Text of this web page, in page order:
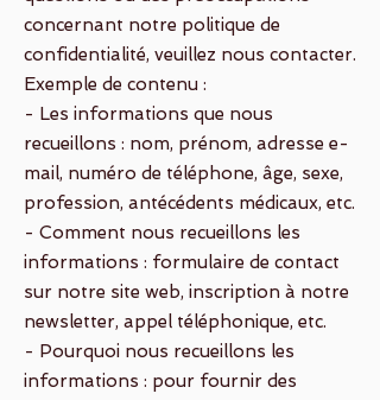
concernant notre politique de
confidentialité, veuillez nous contacter.
Exemple de contenu :
- Les informations que nous
recueillons : nom, prénom, adresse e-
mail, numéro de téléphone, âge, sexe,
profession, antécédents médicaux, etc.
- Comment nous recueillons les
informations : formulaire de contact
sur notre site web, inscription à notre
newsletter, appel téléphonique, etc.
- Pourquoi nous recueillons les
informations : pour fournir des